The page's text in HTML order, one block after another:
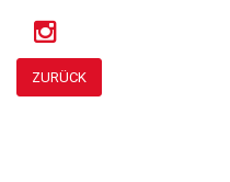
ZURÜCK